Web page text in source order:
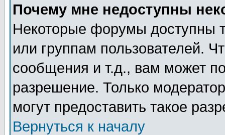
Почему мне недоступны
Некоторые форумы доступны
или группам пользователей.
сообщения и т.д., вам может
разрешение. Только
могут предоставить такое
Вернуться к началу